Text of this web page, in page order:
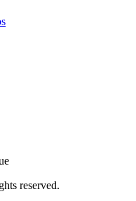
reserved.